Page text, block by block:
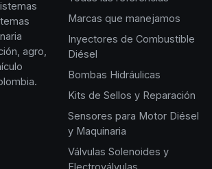
agro,
Marcas que manejamos
Inyectores de Combustible
Diésel
Bombas Hidráulicas
Kits de Sellos y Reparación
Sensores para Motor Diésel
y Maquinaria
Válvulas Solenoides y